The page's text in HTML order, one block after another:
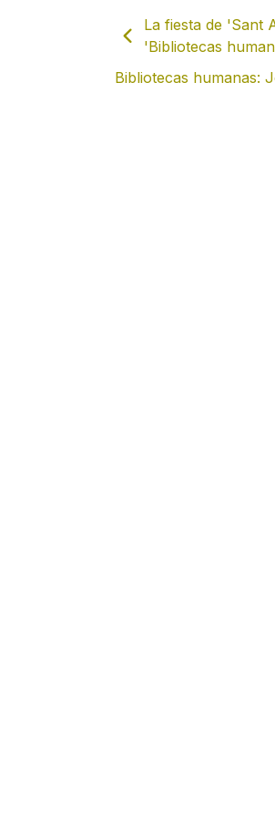
La fiesta de 'Sant
'Bibliotecas
Bibliotecas humanas: